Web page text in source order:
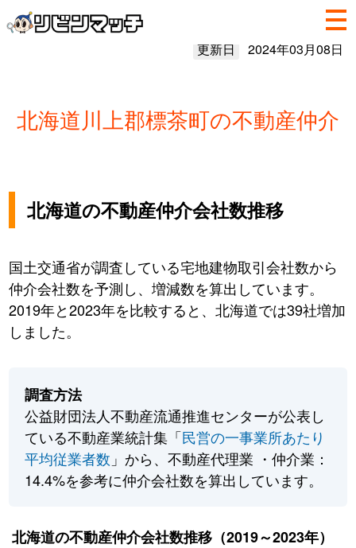
更新日 2024年03月08日
北海道川上郡標茶町の不動産仲介
北海道の不動産仲介会社数推移
国土交通省が調査している宅地建物取引会社数から
仲介会社数を予測し、増減数を算出しています。
2019年と2023年を比較すると、北海道では39社増加
しました。
調査方法
公益財団法人不動産流通推進センターが公表し
ている不動産業統計集「民営の一事業所あたり
平均従業者数 」から、不動産代理業 ・仲介業：
14.4%を参考に仲介会社数を算出しています。
北海道の不動産仲介会社数推移（2019～2023年）